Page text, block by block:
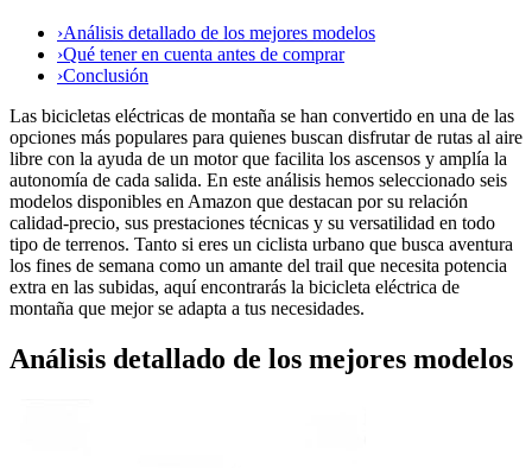
›Análisis detallado de los mejores modelos
›Qué tener en cuenta antes de comprar
›Conclusión
Las bicicletas eléctricas de montaña se han convertido en una de las
opciones más populares para quienes buscan disfrutar de rutas al aire
libre con la ayuda de un motor que facilita los ascensos y amplía la
autonomía de cada salida. En este análisis hemos seleccionado seis
modelos disponibles en Amazon que destacan por su relación
calidad-precio, sus prestaciones técnicas y su versatilidad en todo
tipo de terrenos. Tanto si eres un ciclista urbano que busca aventura
los fines de semana como un amante del trail que necesita potencia
extra en las subidas, aquí encontrarás la bicicleta eléctrica de
montaña que mejor se adapta a tus necesidades.
Análisis detallado de los mejores modelos